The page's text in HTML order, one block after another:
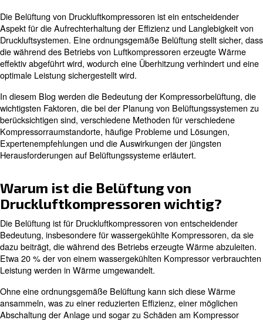
AGRE Deutschland
Blog
Effizienz Von Kompressoren: Leistung Steigern, Kosten
Die Belüftung von Druckluftkompressoren ist ein
Aspekt für die Aufrechterhaltung der Effizienz und
Druckluftsystemen. Eine ordnungsgemäße Belüftung
effektiv abgeführt wird, wodurch eine Überhitzung
optimale Leistung sichergestellt wird.
In diesem Blog werden die Bedeutung der
wichtigsten Faktoren, die bei der Planung von
berücksichtigen sind, verschiedene Methoden für
Kompressorraumstandorte, häufige Probleme und
Herausforderungen auf Belüftungssysteme erläutert.